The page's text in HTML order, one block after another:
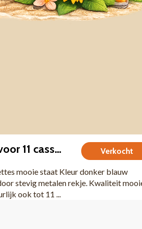
Verkocht
Cassette koffertje donker blauw voor 11 cassettes mooie staat
mooie staat Kleur donker blauw
stevig metalen rekje. Kwaliteit
ook tot 11 ...